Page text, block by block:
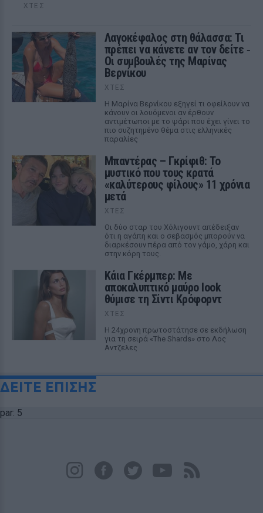
ΧΤΕΣ
Λαγοκέφαλος στη θάλασσα: Τι
πρέπει να κάνετε αν τον δείτε ‑
Οι συμβουλές της Μαρίνας
Βερνίκου
ΧΤΕΣ
Η Μαρίνα Βερνίκου εξηγεί τι οφείλουν να
κάνουν οι λουόμενοι αν έρθουν
αντιμέτωποι με το ψάρι που έχει γίνει το
πιο συζητημένο θέμα στις ελληνικές
παραλίες
Μπαντέρας – Γκρίφιθ: Το
μυστικό που τους κρατά
«καλύτερους φίλους» 11 χρόνια
μετά
ΧΤΕΣ
Οι δύο σταρ του Χόλιγουντ απέδειξαν
ότι η αγάπη και ο σεβασμός μπορούν να
διαρκέσουν πέρα από τον γάμο, χάρη και
στην κόρη τους.
Κάια Γκέρμπερ: Με
αποκαλυπτικό μαύρο look
θύμισε τη Σίντι Κρόφορντ
ΧΤΕΣ
Η 24χρονη πρωτοστάτησε σε εκδήλωση
για τη σειρά «The Shards» στο Λος
Αντζελες
ΔΕΙΤΕ ΕΠΙΣΗΣ
par: 5